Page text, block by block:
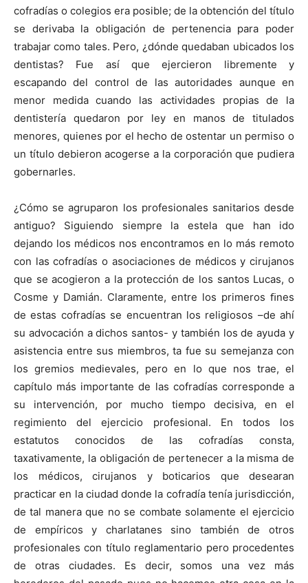
cofradías o colegios era posible; de la obtención del título
se derivaba la obligación de pertenencia para poder
trabajar como tales. Pero, ¿dónde quedaban ubicados los
dentistas? Fue así que ejercieron libremente y
escapando del control de las autoridades aunque en
menor medida cuando las actividades propias de la
dentistería quedaron por ley en manos de titulados
menores, quienes por el hecho de ostentar un permiso o
un título debieron acogerse a la corporación que pudiera
gobernarles.
¿Cómo se agruparon los profesionales sanitarios desde
antiguo? Siguiendo siempre la estela que han ido
dejando los médicos nos encontramos en lo más remoto
con las cofradías o asociaciones de médicos y cirujanos
que se acogieron a la protección de los santos Lucas, o
Cosme y Damián. Claramente, entre los primeros ﬁnes
de estas cofradías se encuentran los religiosos –de ahí
su advocación a dichos santos- y también los de ayuda y
asistencia entre sus miembros, ta fue su semejanza con
los gremios medievales, pero en lo que nos trae, el
capítulo más importante de las cofradías corresponde a
su intervención, por mucho tiempo decisiva, en el
regimiento del ejercicio profesional. En todos los
estatutos conocidos de las cofradías consta,
taxativamente, la obligación de pertenecer a la misma de
los médicos, cirujanos y boticarios que desearan
practicar en la ciudad donde la cofradía tenía jurisdicción,
de tal manera que no se combate solamente el ejercicio
de empíricos y charlatanes sino también de otros
profesionales con título reglamentario pero procedentes
de otras ciudades. Es decir, somos una vez más